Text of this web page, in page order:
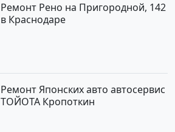
Ремонт Рено на Пригородной, 142
в Краснодаре
Ремонт Японских авто автосервис
ТОЙОТА Кропоткин